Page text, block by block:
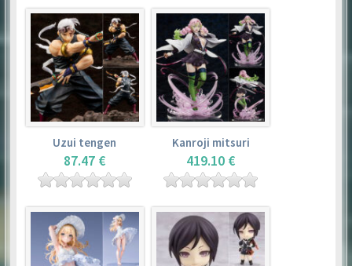
Uzui tengen
87.47 €
Kanroji mitsuri
419.10 €